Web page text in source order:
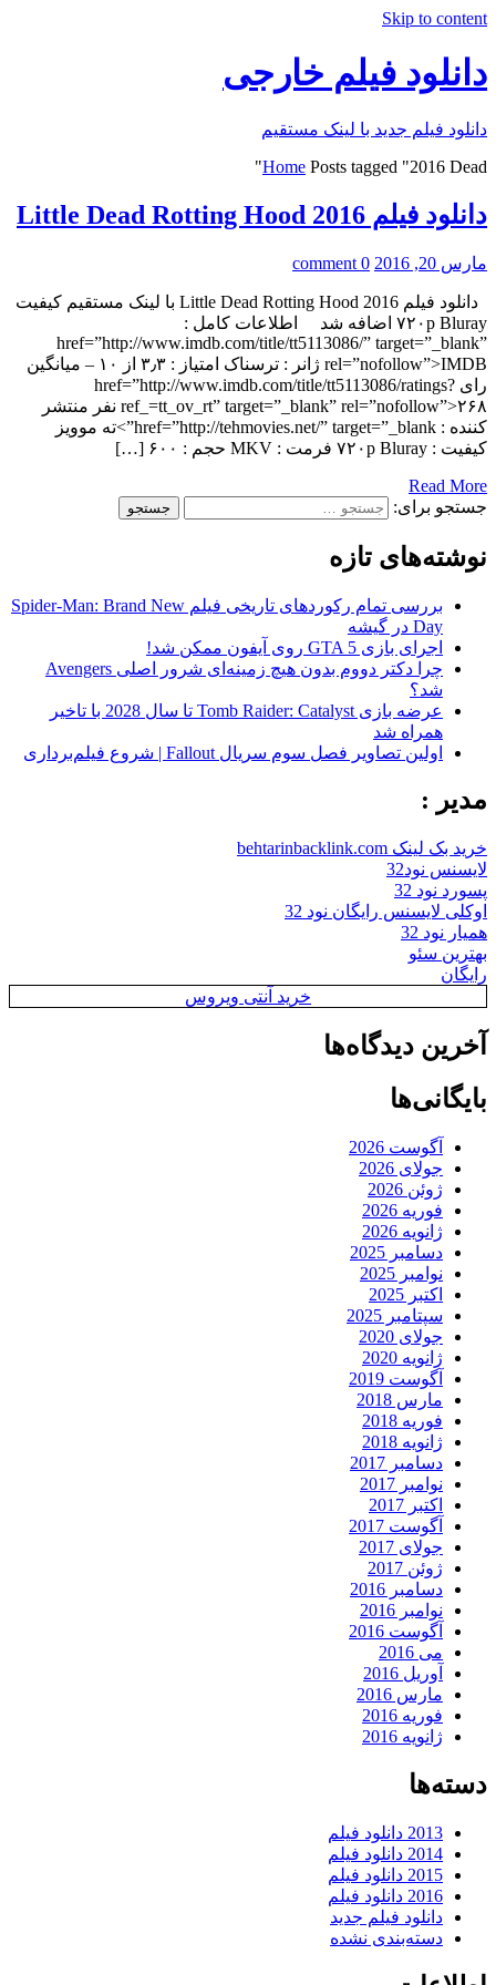
Skip to content
دانلود فیلم خارجی
دانلود فیلم جدید با لینک مستقیم
Home Posts tagged "2016 Dead"
دانلود فیلم Little Dead Rotting Hood 2016
مارس 20, 2016 0 comment
دانلود فیلم Little Dead Rotting Hood 2016 با لینک مستقیم کیفیت
۷۲۰p Bluray اضافه شد اطلاعات کامل :
href=”http://www.imdb.com/title/tt5113086/” target=”_blank”
rel=”nofollow”>IMDB ژانر : ترسناک امتياز : ۳٫۳ از ۱۰ – میانگین
رای href=”http://www.imdb.com/title/tt5113086/ratings?
ref_=tt_ov_rt” target=”_blank” rel=”nofollow”>۲۶۸ نفر منتشر
کننده : href=”http://tehmovies.net/” target=”_blank”>ته موویز
کیفیت : ۷۲۰p Bluray فرمت : MKV حجم : ۶۰۰ […]
Read More
جستجو برای:
نوشته‌های تازه
بررسی تمام رکوردهای تاریخی فیلم Spider-Man: Brand New
Day در گیشه
اجرای بازی GTA 5 روی آیفون ممکن شد!
چرا دکتر دووم بدون هیچ زمینه‌ای شرور اصلی Avengers
شد؟
عرضه بازی Tomb Raider: Catalyst تا سال 2028 با تاخیر
همراه شد
اولین تصاویر فصل سوم سریال Fallout | شروع فیلم‌برداری
مدیر :
خرید بک لینک behtarinbacklink.com
لایسنس نود32
پسورد نود 32
اوکلی لایسنس رایگان نود 32
همیار نود 32
بهترین سئو
رایگان
خرید آنتی ویروس
آخرین دیدگاه‌ها
بایگانی‌ها
آگوست 2026
جولای 2026
ژوئن 2026
فوریه 2026
ژانویه 2026
دسامبر 2025
نوامبر 2025
اکتبر 2025
سپتامبر 2025
جولای 2020
ژانویه 2020
آگوست 2019
مارس 2018
فوریه 2018
ژانویه 2018
دسامبر 2017
نوامبر 2017
اکتبر 2017
آگوست 2017
جولای 2017
ژوئن 2017
دسامبر 2016
نوامبر 2016
آگوست 2016
می 2016
آوریل 2016
مارس 2016
فوریه 2016
ژانویه 2016
دسته‌ها
2013 دانلود فیلم
2014 دانلود فیلم
2015 دانلود فیلم
2016 دانلود فیلم
دانلود فیلم جدید
دسته‌بندی نشده